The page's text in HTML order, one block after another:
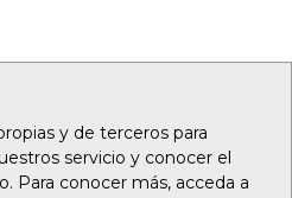
y de terceros para
servicio y conocer el
Para conocer más, acceda a